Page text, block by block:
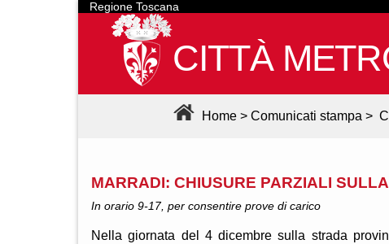
Regione Toscana
CITTÀ
Home > Comunicati stampa >
MARRADI: CHIUSURE PARZIALI
In orario 9-17, per consentire prove di carico
Nella giornata del 4 dicembre sulla strada